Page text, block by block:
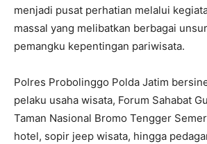
menjadi pusat perhatian melalui
massal yang melibatkan berbagai
pemangku kepentingan pariwisata.
Polres Probolinggo Polda Jatim
pelaku usaha wisata, Forum Sahabat
Taman Nasional Bromo Tengger
hotel, sopir jeep wisata, hingga